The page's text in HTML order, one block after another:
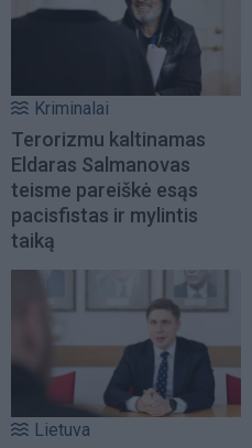
Kriminalai
Terorizmu kaltinamas
Eldaras Salmanovas
teisme pareiškė esąs
pacisfistas ir mylintis
taiką
Lietuva